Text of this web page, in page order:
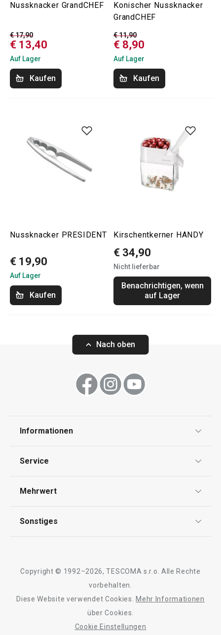
Nussknacker GrandCHEF
€ 17,90
€ 13,40
Auf Lager
Kaufen
Konischer Nussknacker
GrandCHEF
€ 11,90
€ 8,90
Auf Lager
Kaufen
Nussknacker PRESIDENT
€ 19,90
Auf Lager
Kaufen
Kirschentkerner HANDY
€ 34,90
Nicht lieferbar
Benachrichtigen, wenn
auf Lager
Nach oben
Informationen
Impressum
Service
Rückgabe von Waren/Reklamation
Mehrwert
Sonstiges
Barrierefreiheit
Copyright © 1992–2026, TESCOMA s.r.o. Alle Rechte
vorbehalten.
Diese Website verwendet Cookies.
Mehr Informationen
über Cookies.
Cookie Einstellungen